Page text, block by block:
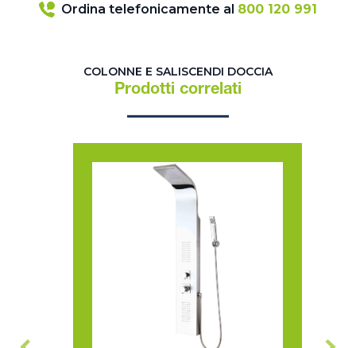
Ordina telefonicamente al 800 120 991
COLONNE E SALISCENDI DOCCIA
Prodotti correlati